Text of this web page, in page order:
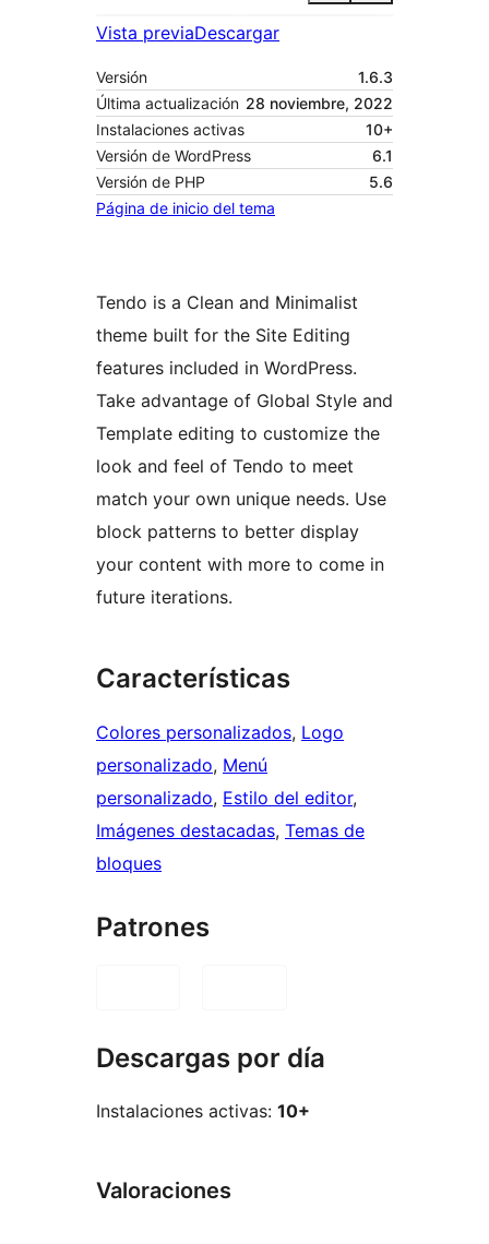
Vista previaDescargar
Versión
1.6.3
Última actualización 28 noviembre, 2022
Instalaciones activas
10+
Versión de WordPress
6.1
Versión de PHP
5.6
Página de inicio del tema
Tendo is a Clean and Minimalist
theme built for the Site Editing
features included in WordPress.
Take advantage of Global Style and
Template editing to customize the
look and feel of Tendo to meet
match your own unique needs. Use
block patterns to better display
your content with more to come in
future iterations.
Características
Colores personalizados, Logo
personalizado, Menú
personalizado, Estilo del editor
Imágenes destacadas, Temas de
bloques
Patrones
Descargas por día
Instalaciones activas: 10+
Valoraciones